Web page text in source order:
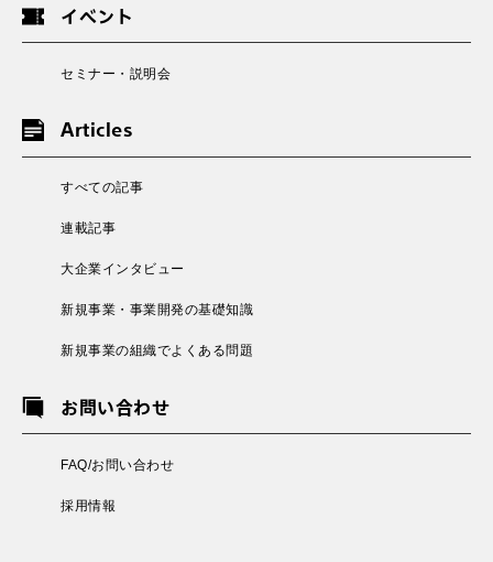
イベント
セミナー・説明会
Articles
すべての記事
連載記事
大企業インタビュー
新規事業・事業開発の基礎知識
新規事業の組織でよくある問題
お問い合わせ
FAQ/お問い合わせ
採用情報